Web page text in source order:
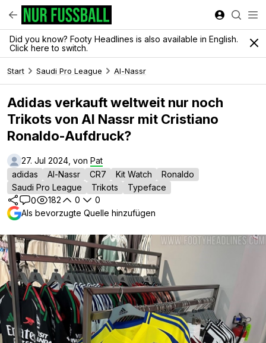
Did you know? Footy Headlines is also available in English.
Click here to switch.
Start Saudi Pro League Al-Nassr
Adidas verkauft weltweit nur noch
Trikots von Al Nassr mit Cristiano
Ronaldo-Aufdruck?
27. Jul 2024, von Pat
adidas
Al-Nassr CR7 Kit Watch
Ronaldo
Saudi Pro League
Trikots
Typeface
0
182 0
0
Als bevorzugte Quelle hinzufügen